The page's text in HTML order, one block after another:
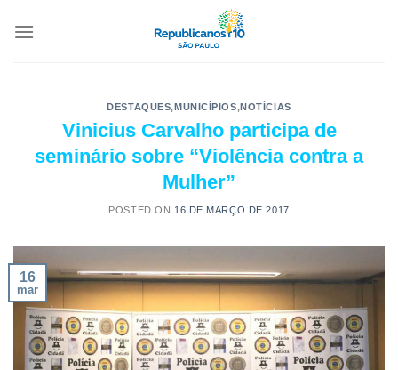
DESTAQUES,MUNICÍPIOS,NOTÍCIAS
Vinicius Carvalho participa de
seminário sobre “Violência contra a
Mulher”
POSTED ON 16 DE MARÇO DE 2017
16
mar